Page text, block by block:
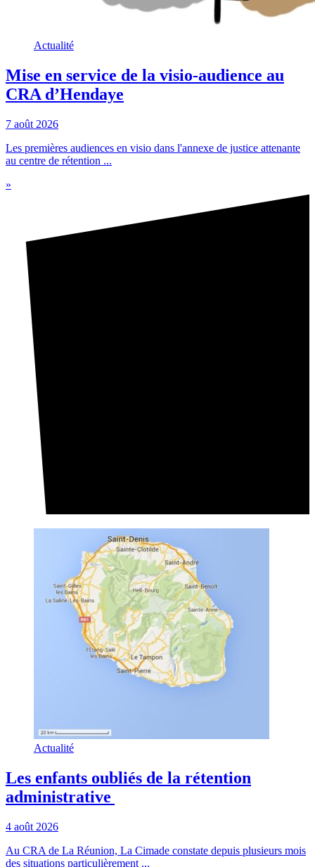
Actualité
Mise en service de la visio-audience au
CRA d’Hendaye
7 août 2026
Les premières audiences en visio dans l'annexe de justice attenante
au centre de rétention ...
»
Actualité
Les enfants oubliés de la rétention
administrative
4 août 2026
Au CRA de La Réunion, La Cimade constate depuis plusieurs mois
des situations particulièrement ...